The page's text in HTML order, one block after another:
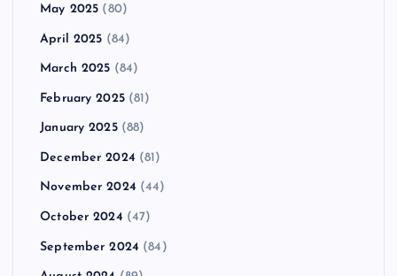
May 2025 (80)
April 2025 (84)
March 2025 (84)
February 2025(81)
January 2025(88)
December 2024 (81)
November 2024 (44)
October 2024 (47)
September 2024 (84)